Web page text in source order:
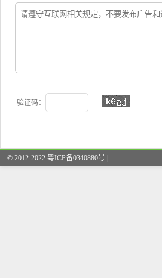
验证码：
© 2012-2022 粤ICP备0340880号 |